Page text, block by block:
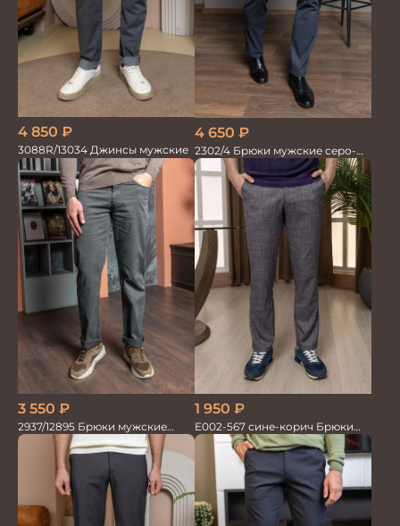
4 850 ₽
3088R/13034 Джинсы мужские
4 650 ₽
2302/4 Брюки мужские серо-
синие
3 550 ₽
2937/12895 Брюки мужские
RUBY серые
1 950 ₽
Е002-567 сине-корич Брюки
мужские